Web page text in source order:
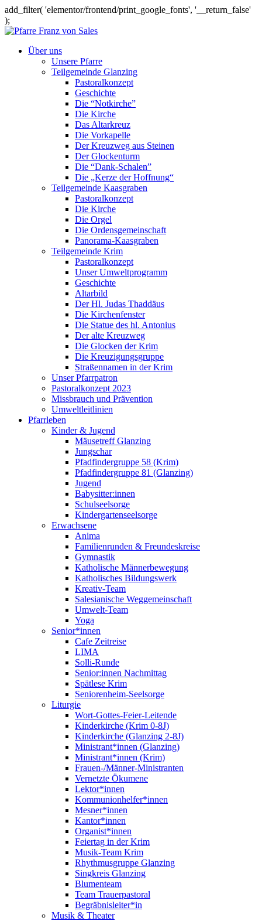
add_filter( 'elementor/frontend/print_google_fonts', '__return_false'
);
Über uns
Unsere Pfarre
Teilgemeinde Glanzing
Pastoralkonzept
Geschichte
Die “Notkirche”
Die Kirche
Das Altarkreuz
Die Vorkapelle
Der Kreuzweg aus Steinen
Der Glockenturm
Die “Dank-Schalen”
Die „Kerze der Hoffnung“
Teilgemeinde Kaasgraben
Pastoralkonzept
Die Kirche
Die Orgel
Die Ordensgemeinschaft
Panorama-Kaasgraben
Teilgemeinde Krim
Pastoralkonzept
Unser Umweltprogramm
Geschichte
Altarbild
Der Hl. Judas Thaddäus
Die Kirchenfenster
Die Statue des hl. Antonius
Der alte Kreuzweg
Die Glocken der Krim
Die Kreuzigungsgruppe
Straßennamen in der Krim
Unser Pfarrpatron
Pastoralkonzept 2023
Missbrauch und Prävention
Umweltleitlinien
Pfarrleben
Kinder & Jugend
Mäusetreff Glanzing
Jungschar
Pfadfindergruppe 58 (Krim)
Pfadfindergruppe 81 (Glanzing)
Jugend
Babysitter:innen
Schulseelsorge
Kindergartenseelsorge
Erwachsene
Anima
Familienrunden & Freundeskreise
Gymnastik
Katholische Männerbewegung
Katholisches Bildungswerk
Kreativ-Team
Salesianische Weggemeinschaft
Umwelt-Team
Yoga
Senior*innen
Cafe Zeitreise
LIMA
Solli-Runde
Senior:innen Nachmittag
Spätlese Krim
Seniorenheim-Seelsorge
Liturgie
Wort-Gottes-Feier-Leitende
Kinderkirche (Krim 0-8J)
Kinderkirche (Glanzing 2-8J)
Ministrant*innen (Glanzing)
Ministrant*innen (Krim)
Frauen-/Männer-Ministranten
Vernetzte Ökumene
Lektor*innen
Kommunionhelfer*innen
Mesner*innen
Kantor*innen
Organist*innen
Feiertag in der Krim
Musik-Team Krim
Rhythmusgruppe Glanzing
Singkreis Glanzing
Blumenteam
Team Trauerpastoral
Begräbnisleiter*in
Musik & Theater